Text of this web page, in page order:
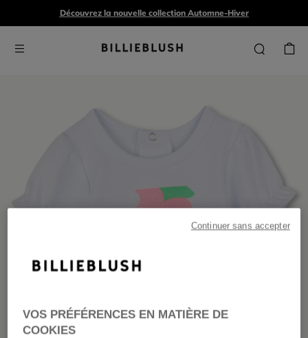
Découvrez la nouvelle collection Automne-Hiver
VOS PRÉFÉRENCES EN MATIÈRE DE
COOKIES
Continuer sans accepter